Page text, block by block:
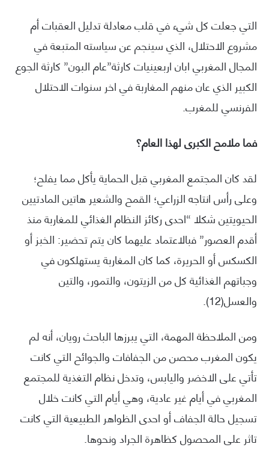
التي جعلت كل شيء في قلب معادلة تدليل العقبات أم
مشروع الاحتلال، الذي سينجم عن سياسته المتبعة في
المجال المغربي ابان اربعينيات كارثة”عام البون” كارثة الجوع
الكبير الذي عان منهم المغاربة في اخر سنوات الاحتلال
الفرنسي للمغرب.
فما ملامح الكبرى لهذا العام؟
لقد كان المجتمع المغربي قبل الحماية يأكل مما يفلح؛
وعلى رأس انتاجه الزراعي؛ القمح والشعير هاتين المادتيين
الحيويتين شكلا “احدى ركائز النظام الغذائي للمغاربة منذ
أقدم العصور” فبالاعتماد عليهما كان يتم تحضير: الخبز أو
الكسكس أو الحريرة، كما كان المغاربة يستهلكون في
وجباتهم الغذائية كل من الزيتون، والتمور، والتين
والعسل(12).
ومن الملاحظة المهمة، التي يبرزها الباحث رويان، أنه لم
يكون المغرب محصن من الجفافات والجوائح التي كانت
تأتي على الاخضر واليابس، وتدخل نظام التغذية للمجتمع
المغربي في أيام غير عادية، وهي أيام التي كانت خلال
تسجيل حالة الجفاف أو احدى الظواهر الطبيعية التي كانت
تاثر على المحصول كظاهرة الجراد ونحوها.